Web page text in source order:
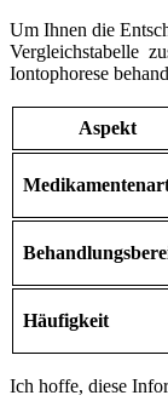
Um Ihnen die
Vergleichstabelle
Iontophorese
Aspekt
Häufigkeit
Ich hoffe, diese